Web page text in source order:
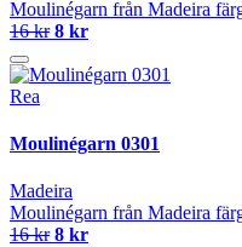
Moulinégarn från Madeira
16 kr 8 kr
Rea
Moulinégarn 0301
Madeira
Moulinégarn från Madeira
16 kr 8 kr